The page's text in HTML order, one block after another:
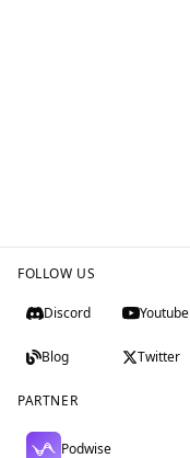
FOLLOW US
Discord Youtube
Blog Twitter
PARTNER
Podwise